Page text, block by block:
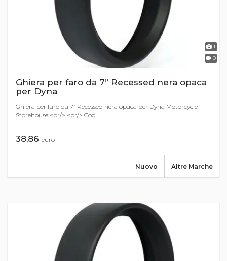
1
0
Ghiera per faro da 7” Recessed nera opaca
per Dyna
Ghiera per faro da 7” Recessed nera opaca per Dyna Motorcycle
Storehouse <br/> <br/> Cod...
38,86 euro
Altre Marche
Nuovo